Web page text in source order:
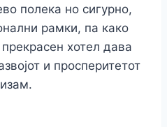
полека но сигурно,
рамки, па како
прекрасен хотел дава
и просперитетот